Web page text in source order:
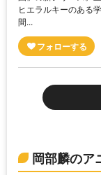
ヒエラルキーのある
間...
岡部麟のア